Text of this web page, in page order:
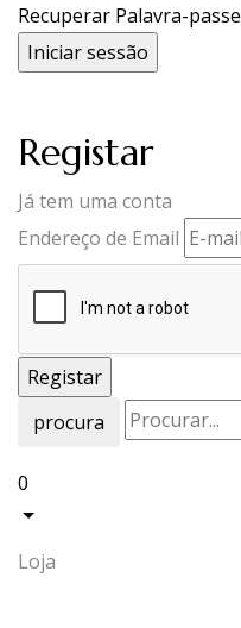
Recuperar Palavra-passe
Registar
Já tem uma conta
Endereço de Email
procura
0
Loja